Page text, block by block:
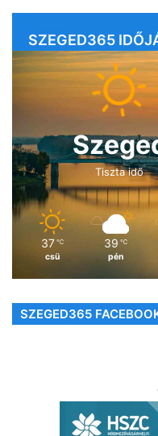
SZEGED365
Tiszta idő
37 ℃
csü
39 ℃
pén
SZEGED365